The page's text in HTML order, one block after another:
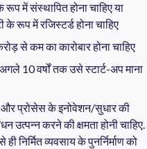
में संस्थापित होना चाहिए या
के रूप में रजिस्टर्ड होना चाहिए
से कम का कारोबार होना चाहिए
10 वर्षों तक उसे स्टार्ट-अप माना
और प्रोसेस के इनोवेशन/सुधार की
उत्पन्न करने की क्षमता होनी चाहिए.
निर्मित व्यवसाय के पुनर्निर्माण को